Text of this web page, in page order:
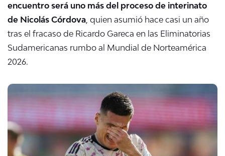
encuentro será uno más del proceso de interinato
de Nicolás Córdova, quien asumió hace casi un año
tras el fracaso de Ricardo Gareca en las Eliminatorias
Sudamericanas rumbo al Mundial de Norteamérica
2026.